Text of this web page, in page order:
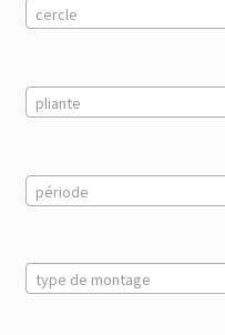
cercle
pliante
période
type de montage